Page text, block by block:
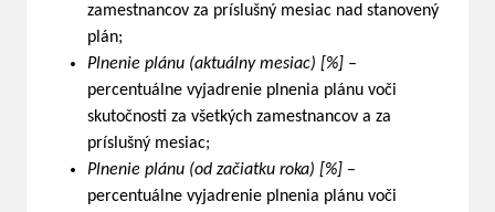
zamestnancov za príslušný mesiac nad stanovený
plán;
Plnenie plánu (aktuálny mesiac) [%] –
percentuálne vyjadrenie plnenia plánu voči
skutočnosti za všetkých zamestnancov a za
príslušný mesiac;
Plnenie plánu (od začiatku roka) [%] –
percentuálne vyjadrenie plnenia plánu voči